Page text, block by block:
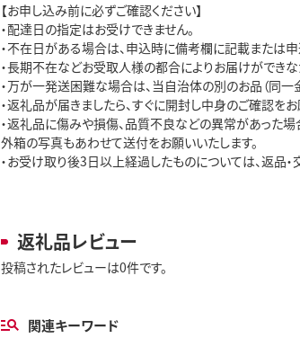
【お申し込み前に必ずご確認ください】
・配達日の指定はお受けできません。
・不在日がある場合は、申込時に備考欄に記載または
・長期不在などお受取人様の都合によりお届けができな
・万が一発送困難な場合は、当自治体の別のお品（同一
・返礼品が届きましたら、すぐに開封し中身のご確認をお
・返礼品に傷みや損傷、品質不良などの異常があった場
外箱の写真もあわせて送付をお願いいたします。
・お受け取り後3日以上経過したものについては、返品
返礼品レビュー
投稿されたレビューは0件です。
関連キーワード